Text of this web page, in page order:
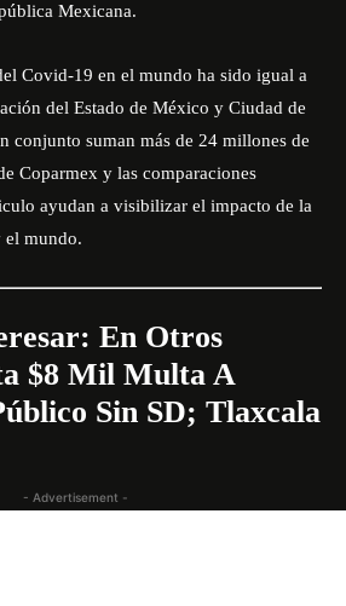
Mexicana.
Covid-19 en el mundo ha sido igual a
del Estado de México y Ciudad de
conjunto suman más de 24 millones de
Coparmex y las comparaciones
ayudan a visibilizar el impacto de la
el mundo.
En Otros
$8 Mil Multa A
Sin SD; Tlaxcala
- Advertisement -